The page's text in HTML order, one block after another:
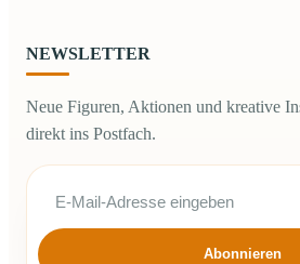
NEWSLETTER
Neue Figuren, Aktionen und kreative
direkt ins Postfach.
Abonnieren